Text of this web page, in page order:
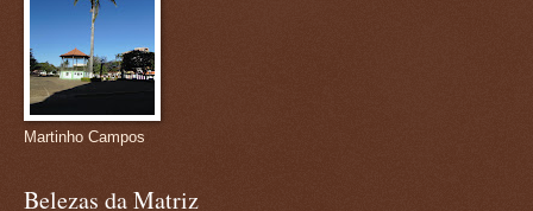
Martinho Campos
Belezas da Matriz